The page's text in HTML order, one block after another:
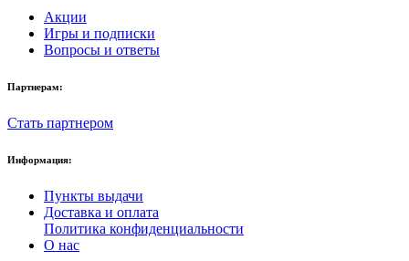
Акции
Игры и подписки
Вопросы и ответы
Партнерам:
Стать партнером
Информация:
Пункты выдачи
Доставка и оплата
Политика конфиденциальности
О нас